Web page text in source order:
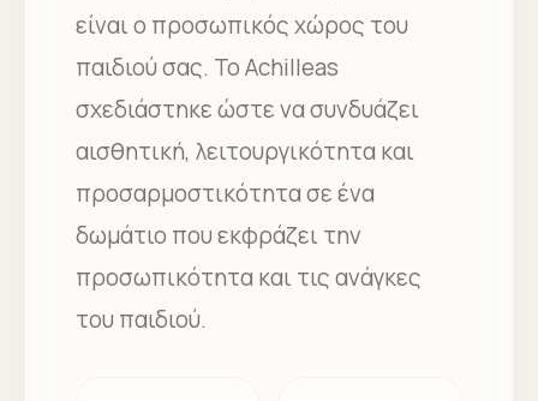
είναι ο προσωπικός χώρος του
παιδιού σας. Το Achilleas
σχεδιάστηκε ώστε να συνδυάζει
αισθητική, λειτουργικότητα και
προσαρμοστικότητα σε ένα
δωμάτιο που εκφράζει την
προσωπικότητα και τις ανάγκες
του παιδιού.